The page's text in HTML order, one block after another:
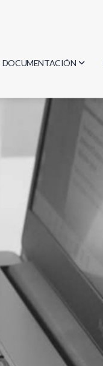
DOCUMENTACIÓN
Actas
Reglamentos
Documentos